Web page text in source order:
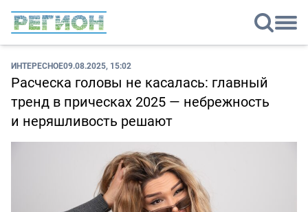
ИНТЕРЕСНОЕ09.08.2025, 15:02
Расческа головы не касалась: главный
тренд в прическах 2025 — небрежность
и неряшливость решают